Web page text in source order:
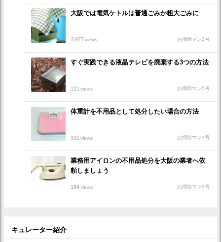
大阪では電気ケトルは普通ごみか粗大ごみに
3,977views お掃除マン3号
すぐ実践できる液晶テレビを廃棄する3つの方法
121 views お掃除マン5号
体重計を不用品として処分したい場合の方法
331 views お掃除マン1号
業務用アイロンの不用品処分を大阪の業者へ依
頼しましょう
184views お掃除マン2号
キュレーター紹介